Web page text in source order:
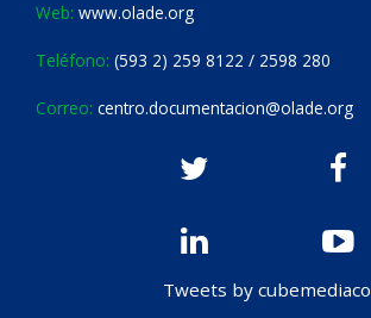
Web: www.olade.org
Teléfono: (593 2) 259 8122 / 2598 280
Correo: centro.documentacion@olade.org
Tweets by cubemediaco